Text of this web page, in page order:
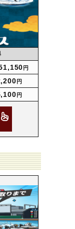
円
円
円